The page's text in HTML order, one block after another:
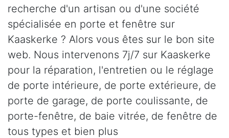
recherche d'un artisan ou d'une société
spécialisée en porte et fenêtre sur
Kaaskerke ? Alors vous êtes sur le bon site
web. Nous intervenons 7j/7 sur Kaaskerke
pour la réparation, l'entretien ou le réglage
de porte intérieure, de porte extérieure, de
porte de garage, de porte coulissante, de
porte-fenêtre, de baie vitrée, de fenêtre de
tous types et bien plus